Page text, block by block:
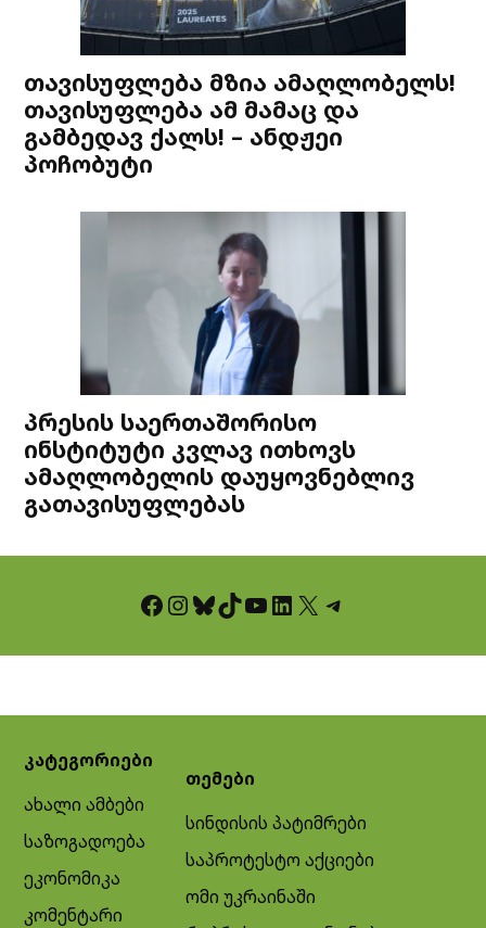
თავისუფლება მზია ამაღლობელს!
თავისუფლება ამ მამაც და
გამბედავ ქალს! – ანდჟეი
პოჩობუტი
პრესის საერთაშორისო
ინსტიტუტი კვლავ ითხოვს
ამაღლობელის დაუყოვნებლივ
გათავისუფლებას
Facebook InstagramBluesky TikTok YouTube LinkedIn X Telegram
კატეგორიები
ახალი ამბები
საზოგადოება
ეკონომიკა
კომენტარი
თემები
სინდისის პატიმრები
საპროტესტო აქციები
ომი უკრაინაში